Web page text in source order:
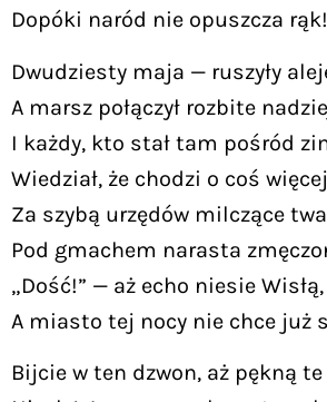
Dopóki naród nie opuszcza rąk!
Dwudziesty maja — ruszyły
A marsz połączył rozbite
I każdy, kto stał tam pośród
Wiedział, że chodzi o coś
Za szybą urzędów milczące
Pod gmachem narasta
„Dość!” — aż echo niesie Wisłą,
A miasto tej nocy nie chce już
Bijcie w ten dzwon, aż pękną